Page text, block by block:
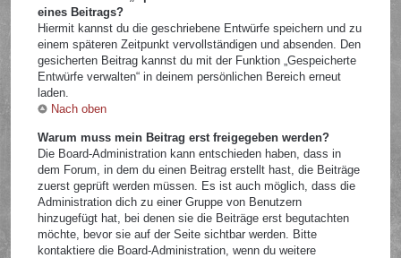
eines Beitrags?
Hiermit kannst du die geschriebene Entwürfe speichern und zu
einem späteren Zeitpunkt vervollständigen und absenden. Den
gesicherten Beitrag kannst du mit der Funktion „Gespeicherte
Entwürfe verwalten“ in deinem persönlichen Bereich erneut
laden.
Nach oben
Warum muss mein Beitrag erst freigegeben werden?
Die Board-Administration kann entschieden haben, dass in
dem Forum, in dem du einen Beitrag erstellt hast, die Beiträge
zuerst geprüft werden müssen. Es ist auch möglich, dass die
Administration dich zu einer Gruppe von Benutzern
hinzugefügt hat, bei denen sie die Beiträge erst begutachten
möchte, bevor sie auf der Seite sichtbar werden. Bitte
kontaktiere die Board-Administration, wenn du weitere